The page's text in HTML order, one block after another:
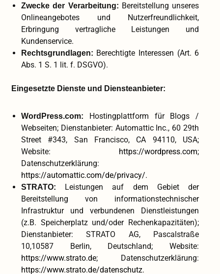
Zwecke der Verarbeitung: Bereitstellung unseres
Onlineangebotes und Nutzerfreundlichkeit,
Erbringung vertragliche Leistungen und
Kundenservice.
Rechtsgrundlagen: Berechtigte Interessen (Art. 6
Abs. 1 S. 1 lit. f. DSGVO).
Eingesetzte Dienste und Diensteanbieter:
WordPress.com: Hostingplattform für Blogs /
Webseiten; Dienstanbieter: Automattic Inc., 60 29th
Street #343, San Francisco, CA 94110, USA;
Website: https://wordpress.com;
Datenschutzerklärung:
https://automattic.com/de/privacy/.
STRATO: Leistungen auf dem Gebiet der
Bereitstellung von informationstechnischer
Infrastruktur und verbundenen Dienstleistungen
(z.B. Speicherplatz und/oder Rechenkapazitäten);
Dienstanbieter: STRATO AG, Pascalstraße
10,10587 Berlin, Deutschland; Website:
https://www.strato.de; Datenschutzerklärung:
https://www.strato.de/datenschutz.